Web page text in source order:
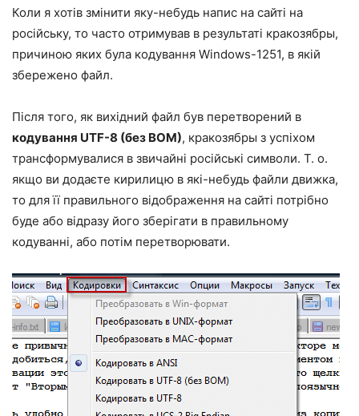
Коли я хотів змінити яку-небудь напис на сайті на
російську, то часто отримував в результаті кракозябры,
причиною яких була кодування Windows-1251, в якій
збережено файл.
Після того, як вихідний файл був перетворений в
кодування UTF-8 (без BOM), кракозябры з успіхом
трансформувалися в звичайні російські символи. Т. о.
якщо ви додаєте кирилицю в які-небудь файли движка,
то для її правильного відображення на сайті потрібно
буде або відразу його зберігати в правильному
кодуванні, або потім перетворювати.